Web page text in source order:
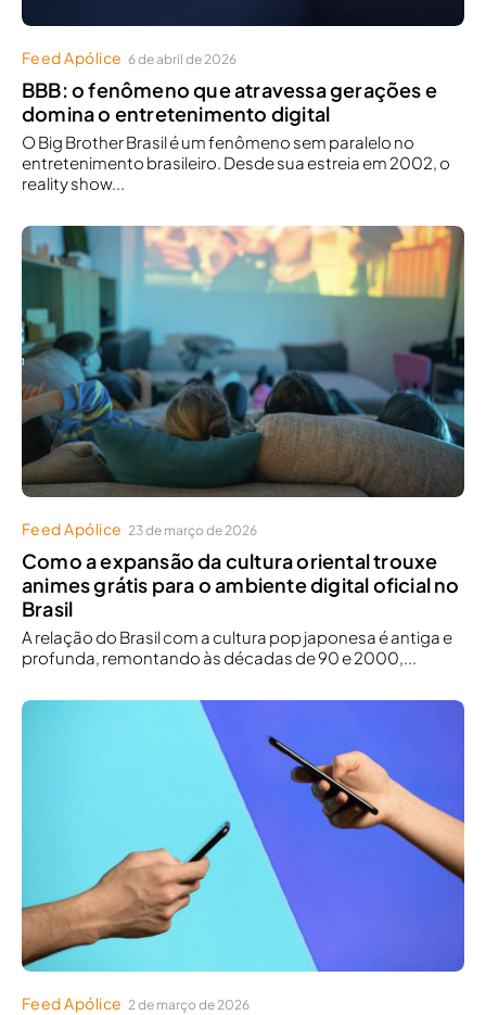
Feed Apólice 6 de abril de 2026
BBB: o fenômeno que atravessa gerações e
domina o entretenimento digital
O Big Brother Brasil é um fenômeno sem paralelo no
entretenimento brasileiro. Desde sua estreia em 2002, o
reality show...
Feed Apólice 23 de março de 2026
Como a expansão da cultura oriental trouxe
animes grátis para o ambiente digital oficial no
Brasil
A relação do Brasil com a cultura pop japonesa é antiga e
profunda, remontando às décadas de 90 e 2000,...
Feed Apólice 2 de março de 2026